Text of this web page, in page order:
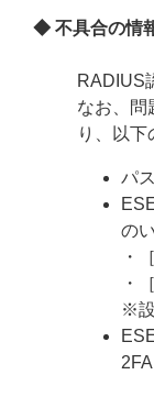
◆ 不具合の情
RADIUS
なお、問
り、以下
パ
の
・
・
※